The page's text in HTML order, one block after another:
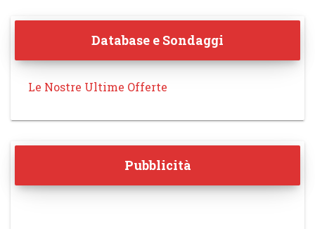
Database e Sondaggi
Le Nostre Ultime Offerte
Pubblicità